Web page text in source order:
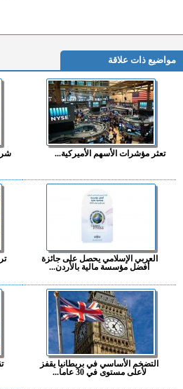
مواضيع ذات علاقة
تعثر مؤشرات الأسهم الأميركية...
العربي الإسلامي يحصل على جائزة
أفضل مؤسسة مالية بالأردن...
التضخم الأساسي في بريطانيا يقفز
لأعلى مستوى في 30 عاما...